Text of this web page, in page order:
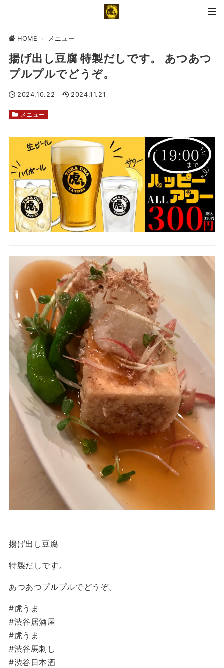
HOME > メニュー
揚げ出し豆腐 特製だしです。 あつあつ
プルプルでどうぞ。
2024.10.22 2024.11.21
メニュー
揚げ出し豆腐
特製だしです。
あつあつプルプルでどうぞ。
#虎うま
#渋谷居酒屋
#虎うま
#渋谷馬刺し
#渋谷日本酒